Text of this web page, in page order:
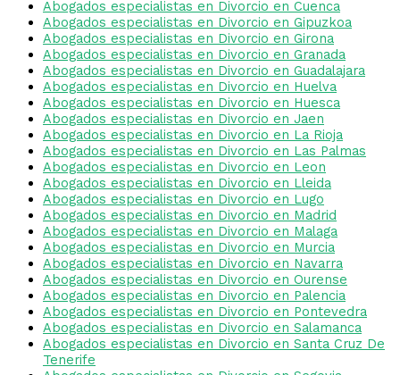
Abogados especialistas en Divorcio en Cuenca
Abogados especialistas en Divorcio en Gipuzkoa
Abogados especialistas en Divorcio en Girona
Abogados especialistas en Divorcio en Granada
Abogados especialistas en Divorcio en Guadalajara
Abogados especialistas en Divorcio en Huelva
Abogados especialistas en Divorcio en Huesca
Abogados especialistas en Divorcio en Jaen
Abogados especialistas en Divorcio en La Rioja
Abogados especialistas en Divorcio en Las Palmas
Abogados especialistas en Divorcio en Leon
Abogados especialistas en Divorcio en Lleida
Abogados especialistas en Divorcio en Lugo
Abogados especialistas en Divorcio en Madrid
Abogados especialistas en Divorcio en Malaga
Abogados especialistas en Divorcio en Murcia
Abogados especialistas en Divorcio en Navarra
Abogados especialistas en Divorcio en Ourense
Abogados especialistas en Divorcio en Palencia
Abogados especialistas en Divorcio en Pontevedra
Abogados especialistas en Divorcio en Salamanca
Abogados especialistas en Divorcio en Santa Cruz De
Tenerife